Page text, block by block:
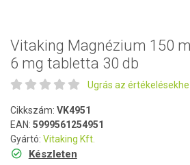
Vitaking Magnézium 150
6 mg tabletta 30 db
Ugrás az
Cikkszám: VK4951
EAN: 5999561254951
Gyártó: Vitaking Kft.
Készleten